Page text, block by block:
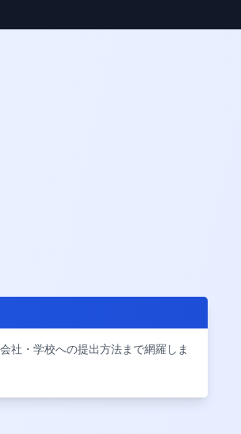
社・学校への提出方法まで網羅しま